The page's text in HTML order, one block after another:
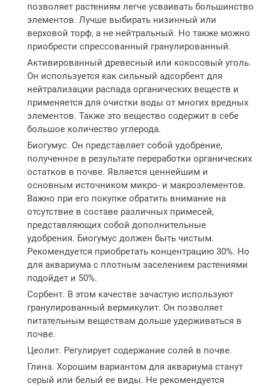
позволяет растениям легче усваивать большинство
элементов. Лучше выбирать низинный или
верховой торф, а не нейтральный. Но также можно
приобрести спрессованный гранулированный.
Активированный древесный или кокосовый уголь.
Он используется как сильный адсорбент для
нейтрализации распада органических веществ и
применяется для очистки воды от многих вредных
элементов. Также это вещество содержит в себе
большое количество углерода.
Биогумус. Он представляет собой удобрение,
полученное в результате переработки органических
остатков в почве. Является ценнейшим и
основным источником микро- и макроэлементов.
Важно при его покупке обратить внимание на
отсутствие в составе различных примесей,
представляющих собой дополнительные
удобрения. Биогумус должен быть чистым.
Рекомендуется приобретать концентрацию 30%. Но
для аквариума с плотным заселением растениями
подойдет и 50%.
Сорбент. В этом качестве зачастую используют
гранулированный вермикулит. Он позволяет
питательным веществам дольше удерживаться в
почве.
Цеолит. Регулирует содержание солей в почве.
Глина. Хорошим вариантом для аквариума станут
серый или белый ее виды. Не рекомендуется